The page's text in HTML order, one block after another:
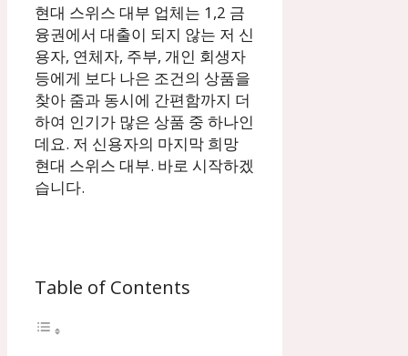
현대 스위스 대부 업체는 1,2 금
융권에서 대출이 되지 않는 저 신
용자, 연체자, 주부, 개인 회생자
등에게 보다 나은 조건의 상품을
찾아 줌과 동시에 간편함까지 더
하여 인기가 많은 상품 중 하나인
데요. 저 신용자의 마지막 희망
현대 스위스 대부. 바로 시작하겠
습니다.
Table of Contents